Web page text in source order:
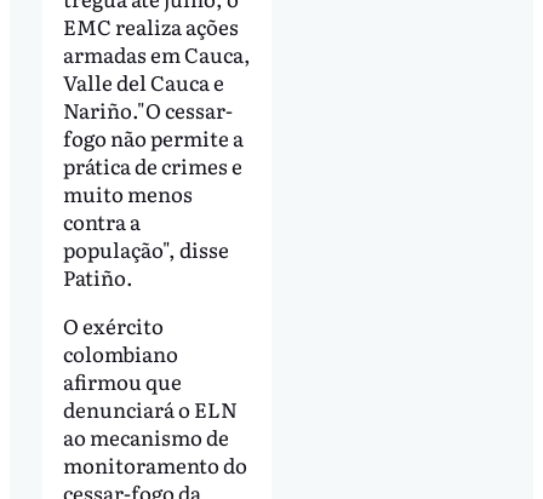
EMC realiza ações
armadas em Cauca,
Valle del Cauca e
Nariño."O cessar-
fogo não permite a
prática de crimes e
muito menos
contra a
população", disse
Patiño.
O exército
colombiano
afirmou que
denunciará o ELN
ao mecanismo de
monitoramento do
cessar-fogo da